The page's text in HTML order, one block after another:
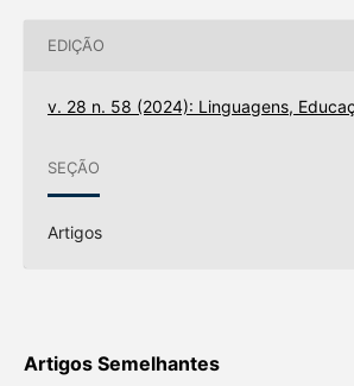
EDIÇÃO
v. 28 n. 58 (2024): Linguagens,
SEÇÃO
Artigos
Artigos Semelhantes